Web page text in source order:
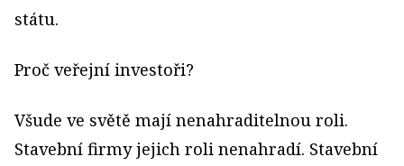
státu.
Proč veřejní investoři?
Všude ve světě mají nenahraditelnou roli.
Stavební firmy jejich roli nenahradí. Stavební